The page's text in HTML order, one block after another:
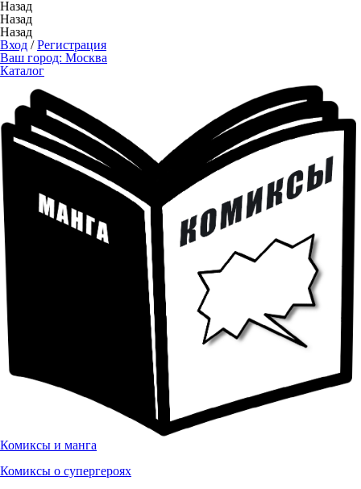
Назад
Назад
Назад
Вход /Регистрация
Ваш город: Москва
Каталог
Комиксы и манга
Комиксы о супергероях